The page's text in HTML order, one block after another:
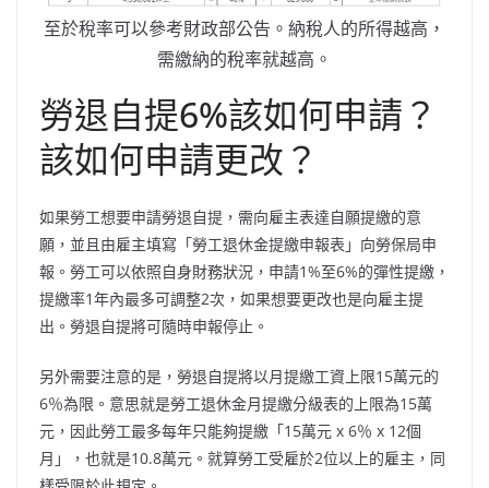
至於稅率可以參考財政部公告。納稅人的所得越高，
需繳納的稅率就越高。
勞退自提6%該如何申請？
該如何申請更改？
如果勞工想要申請勞退自提，需向雇主表達自願提繳的意
願，並且由雇主填寫「勞工退休金提繳申報表」向勞保局申
報。勞工可以依照自身財務狀況，申請1%至6%的彈性提繳，
提繳率1年內最多可調整2次，如果想要更改也是向雇主提
出。勞退自提將可隨時申報停止。
另外需要注意的是，勞退自提將以月提繳工資上限15萬元的
6％為限。意思就是勞工退休金月提繳分級表的上限為15萬
元，因此勞工最多每年只能夠提繳「15萬元 x 6％ x 12個
月」，也就是10.8萬元。就算勞工受雇於2位以上的雇主，同